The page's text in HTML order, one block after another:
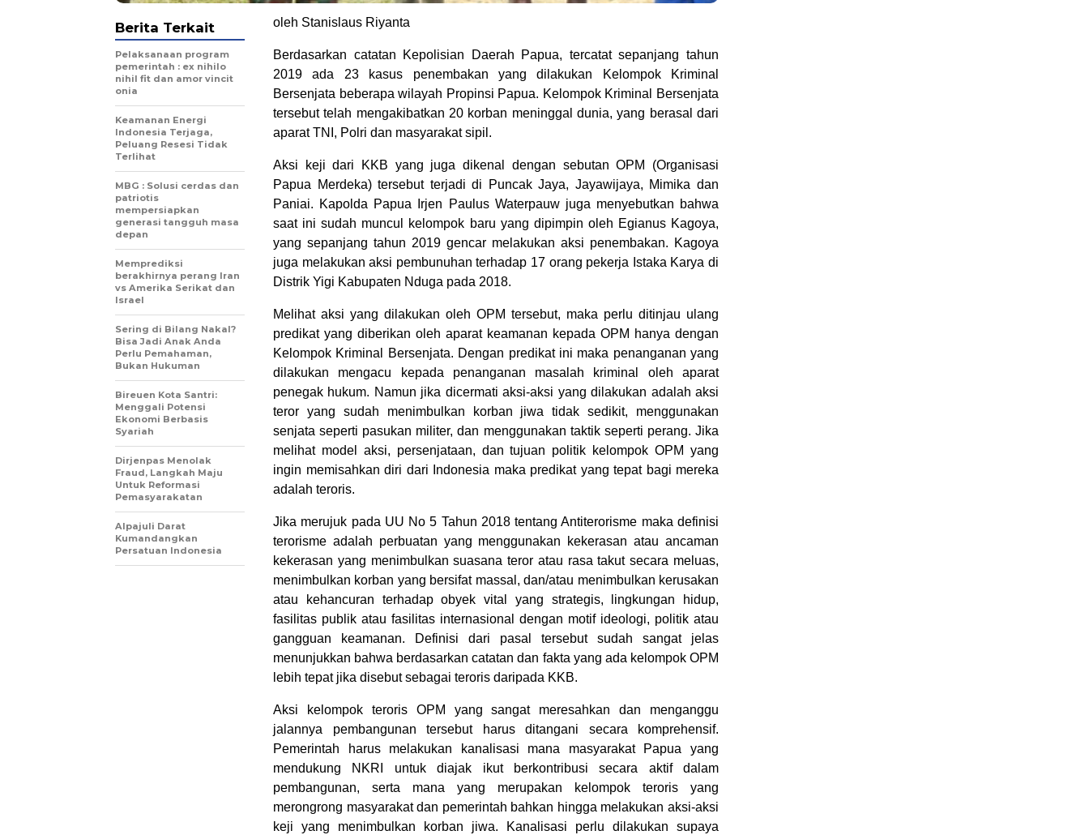
oleh Stanislaus Riyanta
Berdasarkan catatan Kepolisian Daerah Papua, tercatat sepanjang tahun
2019 ada 23 kasus penembakan yang dilakukan Kelompok Kriminal
Bersenjata beberapa wilayah Propinsi Papua. Kelompok Kriminal Bersenjata
tersebut telah mengakibatkan 20 korban meninggal dunia, yang berasal dari
aparat TNI, Polri dan masyarakat sipil.
Aksi keji dari KKB yang juga dikenal dengan sebutan OPM (Organisasi
Papua Merdeka) tersebut terjadi di Puncak Jaya, Jayawijaya, Mimika dan
Paniai. Kapolda Papua Irjen Paulus Waterpauw juga menyebutkan bahwa
saat ini sudah muncul kelompok baru yang dipimpin oleh Egianus Kagoya,
yang sepanjang tahun 2019 gencar melakukan aksi penembakan. Kagoya
juga melakukan aksi pembunuhan terhadap 17 orang pekerja Istaka Karya di
Distrik Yigi Kabupaten Nduga pada 2018.
Melihat aksi yang dilakukan oleh OPM tersebut, maka perlu ditinjau ulang
predikat yang diberikan oleh aparat keamanan kepada OPM hanya dengan
Kelompok Kriminal Bersenjata. Dengan predikat ini maka penanganan yang
dilakukan mengacu kepada penanganan masalah kriminal oleh aparat
penegak hukum. Namun jika dicermati aksi-aksi yang dilakukan adalah aksi
teror yang sudah menimbulkan korban jiwa tidak sedikit, menggunakan
senjata seperti pasukan militer, dan menggunakan taktik seperti perang. Jika
melihat model aksi, persenjataan, dan tujuan politik kelompok OPM yang
ingin memisahkan diri dari Indonesia maka predikat yang tepat bagi mereka
adalah teroris.
Jika merujuk pada UU No 5 Tahun 2018 tentang Antiterorisme maka definisi
terorisme adalah perbuatan yang menggunakan kekerasan atau ancaman
kekerasan yang menimbulkan suasana teror atau rasa takut secara meluas,
menimbulkan korban yang bersifat massal, dan/atau menimbulkan kerusakan
atau kehancuran terhadap obyek vital yang strategis, lingkungan hidup,
fasilitas publik atau fasilitas internasional dengan motif ideologi, politik atau
gangguan keamanan. Definisi dari pasal tersebut sudah sangat jelas
menunjukkan bahwa berdasarkan catatan dan fakta yang ada kelompok OPM
lebih tepat jika disebut sebagai teroris daripada KKB.
Aksi kelompok teroris OPM yang sangat meresahkan dan menganggu
jalannya pembangunan tersebut harus ditangani secara komprehensif.
Pemerintah harus melakukan kanalisasi mana masyarakat Papua yang
mendukung NKRI untuk diajak ikut berkontribusi secara aktif dalam
pembangunan, serta mana yang merupakan kelompok teroris yang
merongrong masyarakat dan pemerintah bahkan hingga melakukan aksi-aksi
keji yang menimbulkan korban jiwa. Kanalisasi perlu dilakukan supaya
Berita Terkait
Pelaksanaan program
pemerintah : ex nihilo
nihil fit dan amor vincit
onia
Keamanan Energi
Indonesia Terjaga,
Peluang Resesi Tidak
Terlihat
MBG : Solusi cerdas dan
patriotis
mempersiapkan
generasi tangguh masa
depan
Memprediksi
berakhirnya perang Iran
vs Amerika Serikat dan
Israel
Sering di Bilang Nakal?
Bisa Jadi Anak Anda
Perlu Pemahaman,
Bukan Hukuman
Bireuen Kota Santri:
Menggali Potensi
Ekonomi Berbasis
Syariah
Dirjenpas Menolak
Fraud, Langkah Maju
Untuk Reformasi
Pemasyarakatan
Alpajuli Darat
Kumandangkan
Persatuan Indonesia